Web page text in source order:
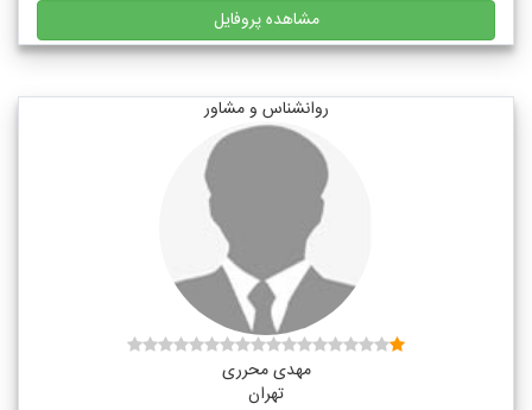
مشاهده پروفایل
روانشناس و مشاور
مهدی محرری
تهران